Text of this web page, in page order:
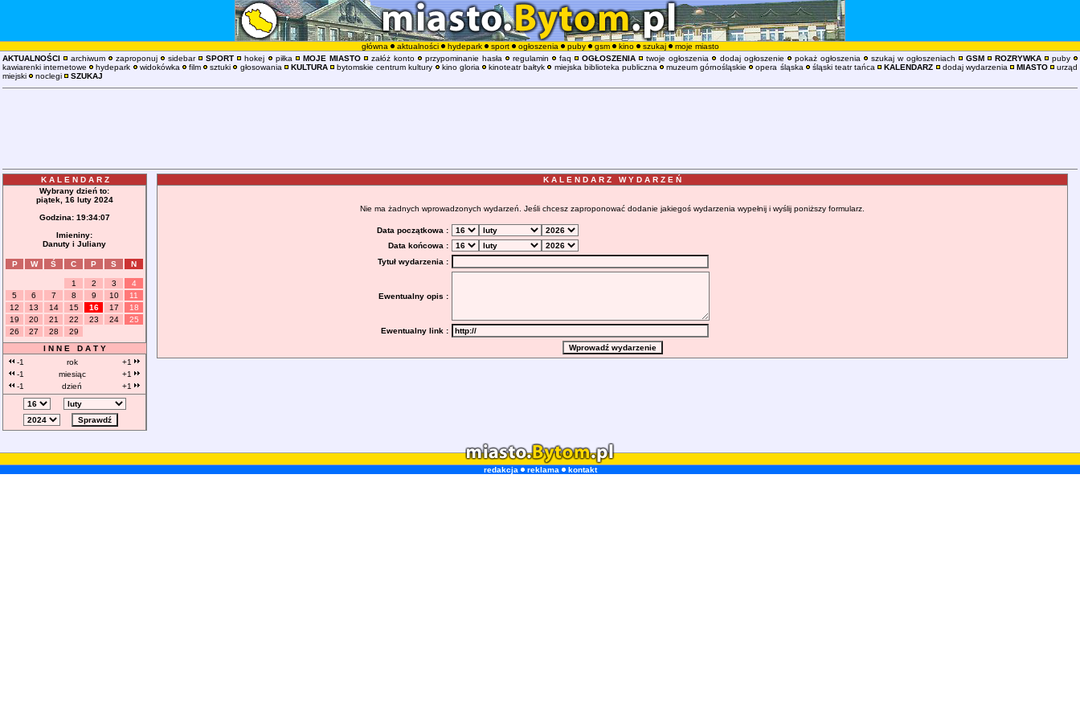
główna aktualności hydepark sport ogłoszenia puby gsm kino szukaj
moje miasto
AKTUALNOŚCI
archiwum zaproponuj sidebar SPORT hokej piłka MOJE MIASTO załóż konto przypominanie hasła regulamin faq OGŁOSZENIA twoje ogłoszenia dodaj ogłoszenie pokaż ogłoszenia szukaj w ogłoszeniach GSM ROZRYWKA
puby
kawiarenki internetowe
hydepark widokówka film sztuki głosowania KULTURA bytomskie centrum kultury kino gloria kinoteatr bałtyk miejska biblioteka publiczna muzeum górnośląskie opera śląska śląski teatr tańca KALENDARZ dodaj wydarzenia MIASTO
urząd
miejski
noclegi SZUKAJ
K A L E N D A R Z
Wybrany dzień to:
piątek, 16 luty 2024
Godzina: 19:34:08
Imieniny:
Danuty i Juliany
P W Ś C P S N
1 2 3
4
5
6 7 8 9 10
11
12
13 14 15 16 17
18
19
20 21 22 23 24
25
26
27 28
29
I N N E D A T Y
-1
rok
+1
-1
miesiąc
+1
-1
dzień +1
K A L E N D A R Z W Y D A R Z E Ń
Nie ma żadnych wprowadzonych wydarzeń. Jeśli chcesz zaproponować dodanie jakiegoś wydarzenia wypełnij i wyślij poniższy formularz.
Data początkowa :
Data końcowa :
Tytuł wydarzenia :
Ewentualny opis :
Ewentualny link :
redakcja reklama kontakt